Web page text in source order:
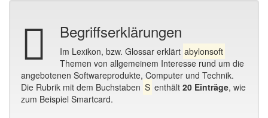
Begriffserklärungen
Im Lexikon, bzw. Glossar erklärt abylonsoft
Themen von allgemeinem Interesse rund um die
angebotenen Softwareprodukte, Computer und Technik.
Die Rubrik mit dem Buchstaben S enthält 20 Einträge, wie
zum Beispiel Smartcard.